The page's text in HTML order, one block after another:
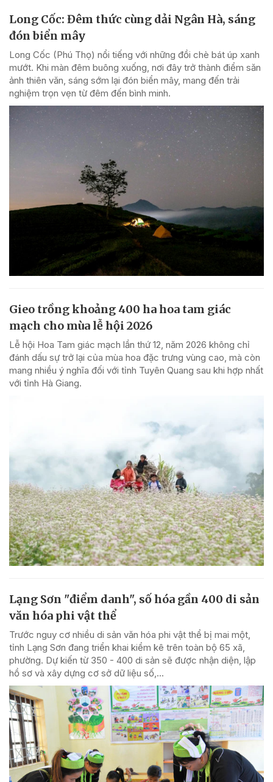
Long Cốc: Đêm thức cùng dải Ngân Hà, sáng
đón biển mây
Long Cốc (Phú Thọ) nổi tiếng với những đồi chè bát úp xanh
mướt. Khi màn đêm buông xuống, nơi đây trở thành điểm săn
ảnh thiên văn, sáng sớm lại đón biển mây, mang đến trải
nghiệm trọn vẹn từ đêm đến bình minh.
Gieo trồng khoảng 400 ha hoa tam giác
mạch cho mùa lễ hội 2026
Lễ hội Hoa Tam giác mạch lần thứ 12, năm 2026 không chỉ
đánh dấu sự trở lại của mùa hoa đặc trưng vùng cao, mà còn
mang nhiều ý nghĩa đối với tỉnh Tuyên Quang sau khi hợp nhất
với tỉnh Hà Giang.
Lạng Sơn "điểm danh", số hóa gần 400 di sản
văn hóa phi vật thể
Trước nguy cơ nhiều di sản văn hóa phi vật thể bị mai một,
tỉnh Lạng Sơn đang triển khai kiểm kê trên toàn bộ 65 xã,
phường. Dự kiến từ 350 - 400 di sản sẽ được nhận diện, lập
hồ sơ và xây dựng cơ sở dữ liệu số,...